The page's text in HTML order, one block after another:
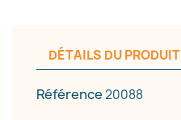
DÉTAILS DU PRODUIT
Référence20088